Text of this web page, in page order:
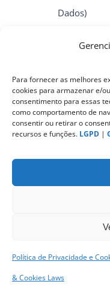
Para fornecer as melhores
cookies para armazenar e/
consentimento para essas
como comportamento de
consentir ou retirar o
recursos e funções. LGPD |
Política de Privacidade e
& Cookies Laws
Dados)
ePrivacy
PIPEDA
and